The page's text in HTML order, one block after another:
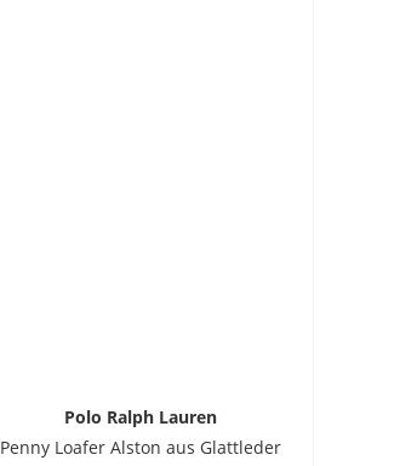
Polo Ralph Lauren
Penny Loafer Alston aus Glattleder